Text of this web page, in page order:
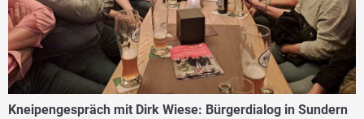
Kneipengespräch mit Dirk Wiese: Bürgerdialog in Sundern